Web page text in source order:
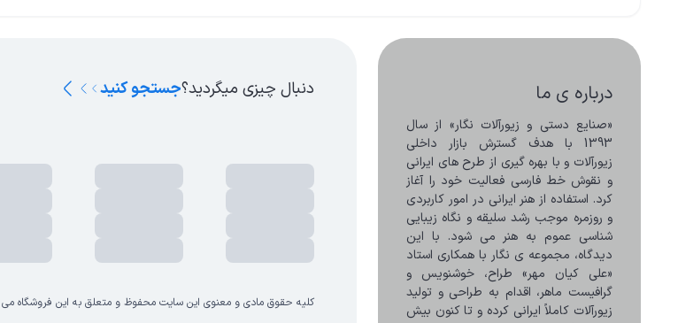
درباره ی ما دنبال چیزی میگردید؟جستجو کنید
کلیه حقوق مادی و معنوی این سایت محفوظ و متعلق به این فروشگاه می